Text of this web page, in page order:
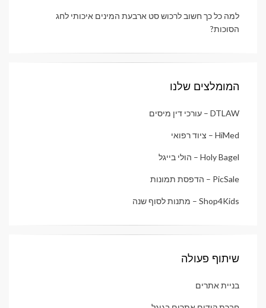
למה כל כך חשוב לרכוש סט ארבעת המינים איכותי לחג
הסוכות?
המומלצים שלנו
DTLAW – עורכי דין מיסים
HiMed – ציוד רפואי
Holy Bagel – הולי בייגל
PicSale – הדפסת תמונות
Shop4Kids – מתנות לסוף שנה
שיתוף פעולה
בניית אתרים